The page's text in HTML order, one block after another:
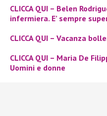
CLICCA QUI – Belen
infermiera. E’ sempre
CLICCA QUI – Vacanza
CLICCA QUI – Maria De
Uomini e donne